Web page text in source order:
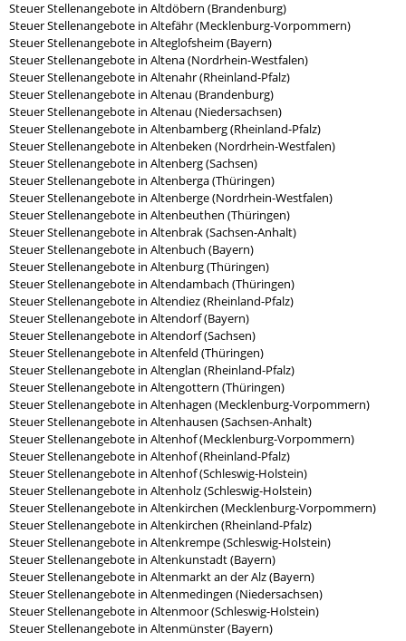
Steuer Stellenangebote in Altdöbern (Brandenburg)
Steuer Stellenangebote in Altefähr (Mecklenburg-Vorpommern)
Steuer Stellenangebote in Alteglofsheim (Bayern)
Steuer Stellenangebote in Altena (Nordrhein-Westfalen)
Steuer Stellenangebote in Altenahr (Rheinland-Pfalz)
Steuer Stellenangebote in Altenau (Brandenburg)
Steuer Stellenangebote in Altenau (Niedersachsen)
Steuer Stellenangebote in Altenbamberg (Rheinland-Pfalz)
Steuer Stellenangebote in Altenbeken (Nordrhein-Westfalen)
Steuer Stellenangebote in Altenberg (Sachsen)
Steuer Stellenangebote in Altenberga (Thüringen)
Steuer Stellenangebote in Altenberge (Nordrhein-Westfalen)
Steuer Stellenangebote in Altenbeuthen (Thüringen)
Steuer Stellenangebote in Altenbrak (Sachsen-Anhalt)
Steuer Stellenangebote in Altenbuch (Bayern)
Steuer Stellenangebote in Altenburg (Thüringen)
Steuer Stellenangebote in Altendambach (Thüringen)
Steuer Stellenangebote in Altendiez (Rheinland-Pfalz)
Steuer Stellenangebote in Altendorf (Bayern)
Steuer Stellenangebote in Altendorf (Sachsen)
Steuer Stellenangebote in Altenfeld (Thüringen)
Steuer Stellenangebote in Altenglan (Rheinland-Pfalz)
Steuer Stellenangebote in Altengottern (Thüringen)
Steuer Stellenangebote in Altenhagen (Mecklenburg-Vorpommern)
Steuer Stellenangebote in Altenhausen (Sachsen-Anhalt)
Steuer Stellenangebote in Altenhof (Mecklenburg-Vorpommern)
Steuer Stellenangebote in Altenhof (Rheinland-Pfalz)
Steuer Stellenangebote in Altenhof (Schleswig-Holstein)
Steuer Stellenangebote in Altenholz (Schleswig-Holstein)
Steuer Stellenangebote in Altenkirchen (Mecklenburg-Vorpommern)
Steuer Stellenangebote in Altenkirchen (Rheinland-Pfalz)
Steuer Stellenangebote in Altenkrempe (Schleswig-Holstein)
Steuer Stellenangebote in Altenkunstadt (Bayern)
Steuer Stellenangebote in Altenmarkt an der Alz (Bayern)
Steuer Stellenangebote in Altenmedingen (Niedersachsen)
Steuer Stellenangebote in Altenmoor (Schleswig-Holstein)
Steuer Stellenangebote in Altenmünster (Bayern)